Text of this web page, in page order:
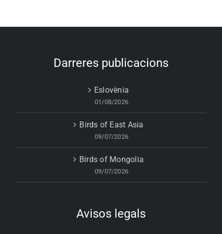
Darreres publicacions
Eslovènia
01/08/2026
Birds of East Asia
09/07/2026
Birds of Mongolia
09/07/2026
Avisos legals